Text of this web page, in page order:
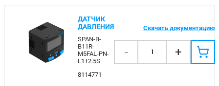
ДАТЧИК
ДАВЛЕНИЯ
SPAN-B-
B11R-
M5FAL-PN-
L1+2.5S
8114771
Скачать документацию
- 1 +